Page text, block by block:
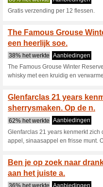
afgevuld
46% het
Loch
jarig
whisky
zeker
botteling is
combinatie